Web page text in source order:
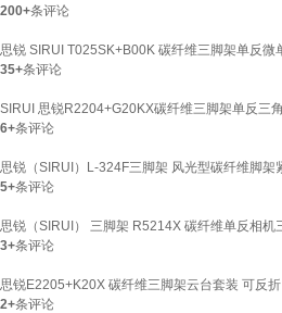
200+条评论
思锐 SIRUI T025SK+B00K 碳纤维三脚架单反微
35+条评论
SIRUI 思锐R2204+G20KX碳纤维三脚架单反三
6+条评论
思锐（SIRUI）L-324F三脚架 风光型碳纤维脚
5+条评论
思锐（SIRUI） 三脚架 R5214X 碳纤维单反相机
3+条评论
思锐E2205+K20X 碳纤维三脚架云台套装 可反
2+条评论